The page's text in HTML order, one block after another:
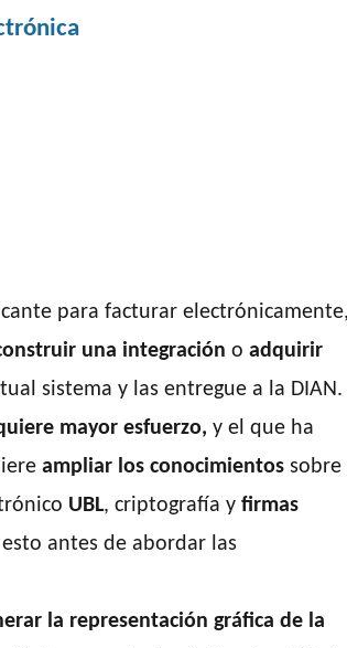
para facturar
una integración o adquirir
sistema y las entregue a la DIAN.
mayor esfuerzo, y el que ha
ampliar los conocimientos sobre
UBL, criptografía y firmas
antes de abordar las
la representación gráfica de la